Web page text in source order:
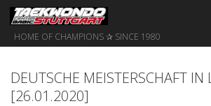
HOME OF CHAMPIONS ✰ SINCE 1980
DEUTSCHE MEISTERSCHAFT IN
[26.01.2020]